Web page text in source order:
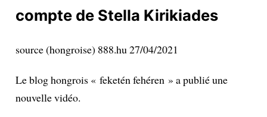
compte de Stella Kirikiades
source (hongroise) 888.hu 27/04/2021
Le blog hongrois « feketén fehéren » a publié une
nouvelle vidéo.